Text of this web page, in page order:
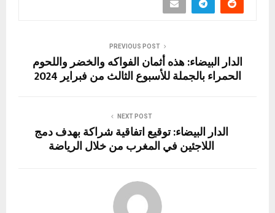
PREVIOUS POST
الدار البيضاء: هذه أثمان الفواكه والخضر واللحوم
الحمراء بالجملة للأسبوع الثالث من فبراير 2024
NEXT POST
الدار البيضاء: توقيع اتفاقية شراكة بهدف دمج
اللاجئين في المغرب من خلال الرياضة